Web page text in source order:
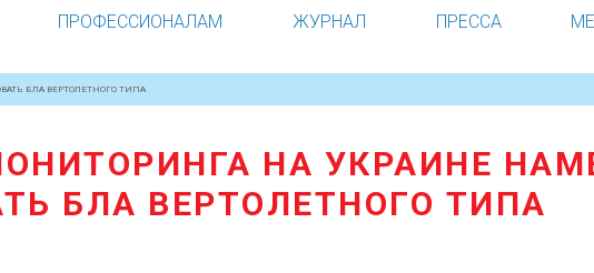
ПРОФЕССИОНАЛАМ ЖУРНАЛ ПРЕССА
БЛА ВЕРТОЛЕТНОГО ТИПА
НА УКРАИНЕ
БЛА ВЕРТОЛЕТНОГО ТИПА